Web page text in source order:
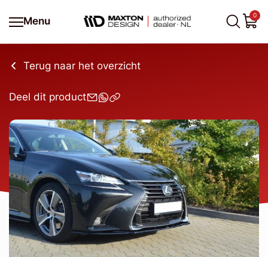
Menu
0
Terug naar het overzicht
Deel dit product